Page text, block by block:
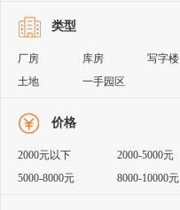
邯郸市
类型
厂房 库房
写字楼
土地
一手园区
价格
2000元以下
2000-5000元
5000-8000元
8000-10000元